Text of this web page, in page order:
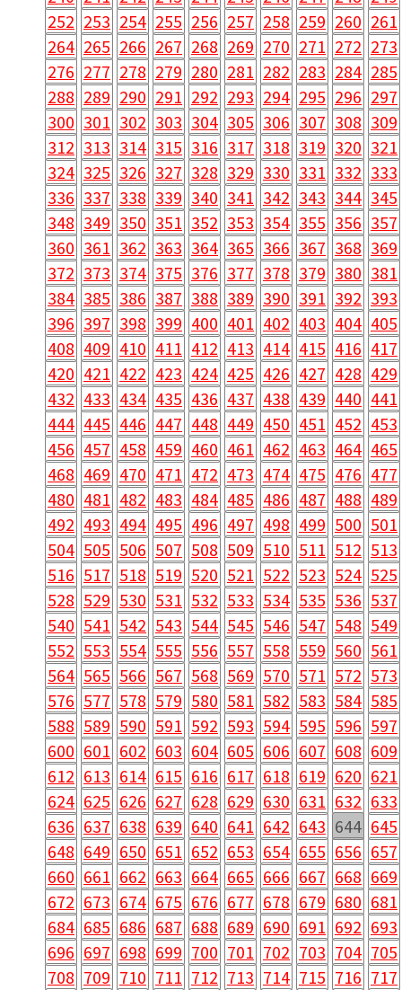
252 253 254 255 256 257 258 259 260 261
264 265 266 267 268 269 270 271 272 273
276 277 278 279 280 281 282 283 284 285
288 289 290 291 292 293 294 295 296 297
300 301 302 303 304 305 306 307 308 309
312 313 314 315 316 317 318 319 320 321
324 325 326 327 328 329 330 331 332 333
336 337 338 339 340 341 342 343 344 345
348 349 350 351 352 353 354 355 356 357
360 361 362 363 364 365 366 367 368 369
372 373 374 375 376 377 378 379 380 381
384 385 386 387 388 389 390 391 392 393
396 397 398 399 400 401 402 403 404 405
408 409 410 411 412 413 414 415 416 417
420 421 422 423 424 425 426 427 428 429
432 433 434 435 436 437 438 439 440 441
444 445 446 447 448 449 450 451 452 453
456 457 458 459 460 461 462 463 464 465
468 469 470 471 472 473 474 475 476 477
480 481 482 483 484 485 486 487 488 489
492 493 494 495 496 497 498 499 500 501
504 505 506 507 508 509 510 511 512 513
516 517 518 519 520 521 522 523 524 525
528 529 530 531 532 533 534 535 536 537
540 541 542 543 544 545 546 547 548 549
552 553 554 555 556 557 558 559 560 561
564 565 566 567 568 569 570 571 572 573
576 577 578 579 580 581 582 583 584 585
588 589 590 591 592 593 594 595 596 597
600 601 602 603 604 605 606 607 608 609
612 613 614 615 616 617 618 619 620 621
624 625 626 627 628 629 630 631 632 633
636 637 638 639 640 641 642 643 644 645
648 649 650 651 652 653 654 655 656 657
660 661 662 663 664 665 666 667 668 669
672 673 674 675 676 677 678 679 680 681
684 685 686 687 688 689 690 691 692 693
696 697 698 699 700 701 702 703 704 705
708 709 710 711 712 713 714 715 716 717